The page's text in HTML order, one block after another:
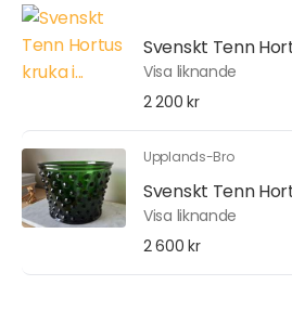
Svenskt Tenn
Visa liknande
2 200 kr
Upplands-Bro
Svenskt Tenn
Visa liknande
2 600 kr